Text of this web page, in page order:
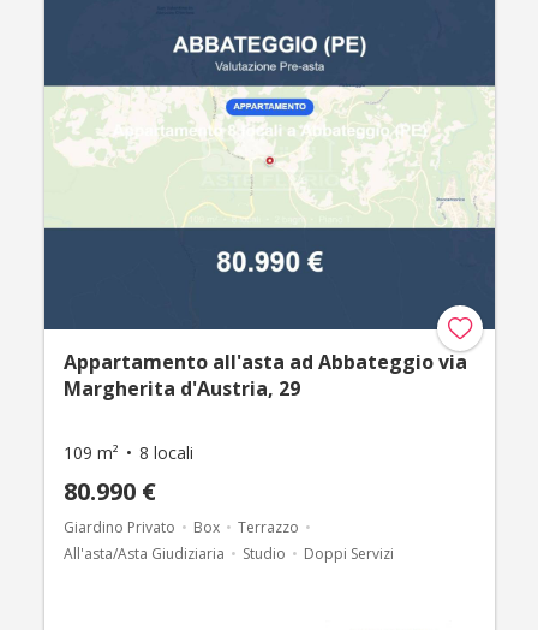
Appartamento all'asta ad Abbateggio via
Margherita d'Austria, 29
109 m² 8 locali
80.990 €
Giardino Privato Box
Terrazzo
All'asta/Asta Giudiziaria
Studio Doppi Servizi